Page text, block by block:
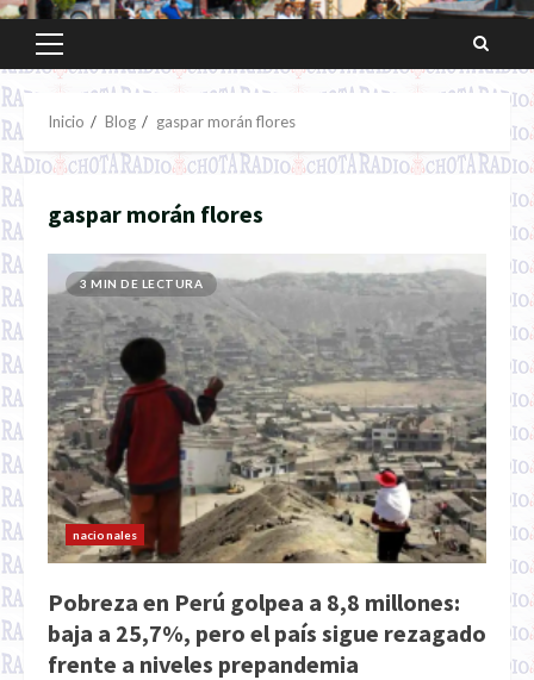
Menú
principal
Inicio Blog gaspar morán flores
gaspar morán flores
3 MIN DE LECTURA
nacionales
Pobreza en Perú golpea a 8,8 millones:
baja a 25,7%, pero el país sigue rezagado
frente a niveles prepandemia